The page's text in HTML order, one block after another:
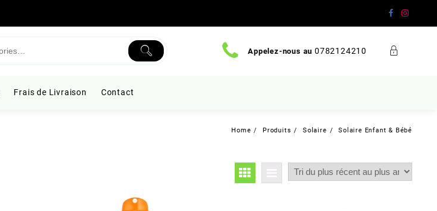
Appelez-nous au 0782124210
Frais de Livraison Contact
Home Produits Solaire Solaire Enfant & Bébé